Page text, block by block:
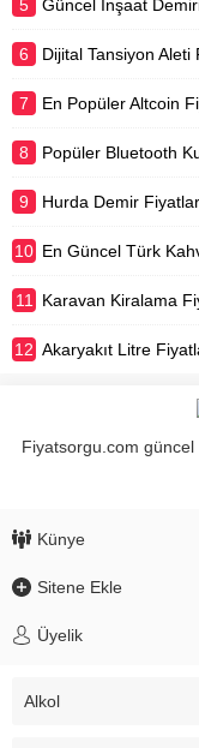
5 Güncel İnşaat
6 Dijital Tansiyon Aleti
7 En Popüler Altcoin
8 Popüler Bluetooth
9 Hurda Demir
10 En Güncel Türk
11 Karavan Kiralama
12 Akaryakıt Litre
Fiyatsorgu.com güncel
Künye
Sitene Ekle
Üyelik
Alkol